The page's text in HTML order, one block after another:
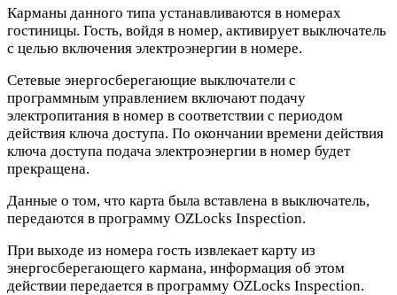
Карманы данного типа устанавливаются в номерах
гостиницы. Гость, войдя в номер, активирует выключатель
с целью включения электроэнергии в номере.
Сетевые энергосберегающие выключатели с
программным управлением включают подачу
электропитания в номер в соответствии с периодом
действия ключа доступа. По окончании времени действия
ключа доступа подача электроэнергии в номер будет
прекращена.
Данные о том, что карта была вставлена в выключатель,
передаются в программу OZLocks Inspection.
При выходе из номера гость извлекает карту из
энергосберегающего кармана, информация об этом
действии передается в программу OZLocks Inspection.